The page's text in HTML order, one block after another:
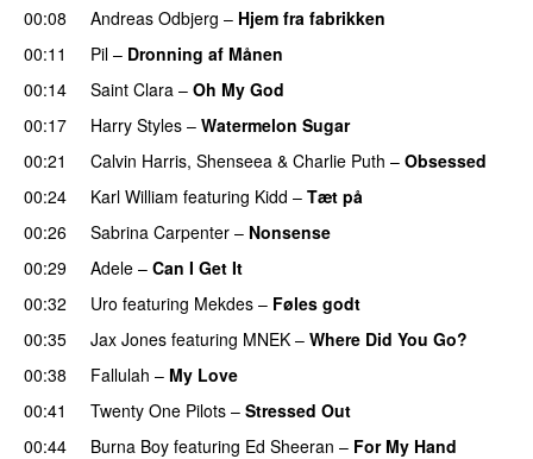
00:08
Andreas Odbjerg – Hjem fra fabrikken
00:11
Pil – Dronning af Månen
00:14 Saint Clara – Oh My God
00:17
Harry Styles – Watermelon Sugar
00:21
Calvin Harris, Shenseea & Charlie Puth – Obsessed
00:24
Karl William featuring Kidd – Tæt på
00:26 Sabrina Carpenter – Nonsense
00:29
Adele – Can I Get It
00:32
Uro featuring Mekdes – Føles godt
00:35
Jax Jones featuring MNEK – Where Did You Go?
00:38
Fallulah – My Love
00:41
Twenty One Pilots – Stressed Out
00:44 Burna Boy featuring Ed Sheeran – For My Hand